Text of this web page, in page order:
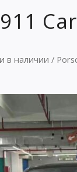
в наличии /